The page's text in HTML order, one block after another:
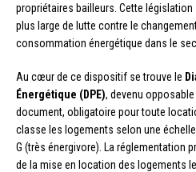
propriétaires bailleurs. Cette législation
plus large de lutte contre le
consommation énergétique dans le
Au cœur de ce dispositif se trouve le
Énergétique (DPE), devenu
document, obligatoire pour toute
classe les logements selon une
G (très énergivore). La réglementation
de la mise en location des logements